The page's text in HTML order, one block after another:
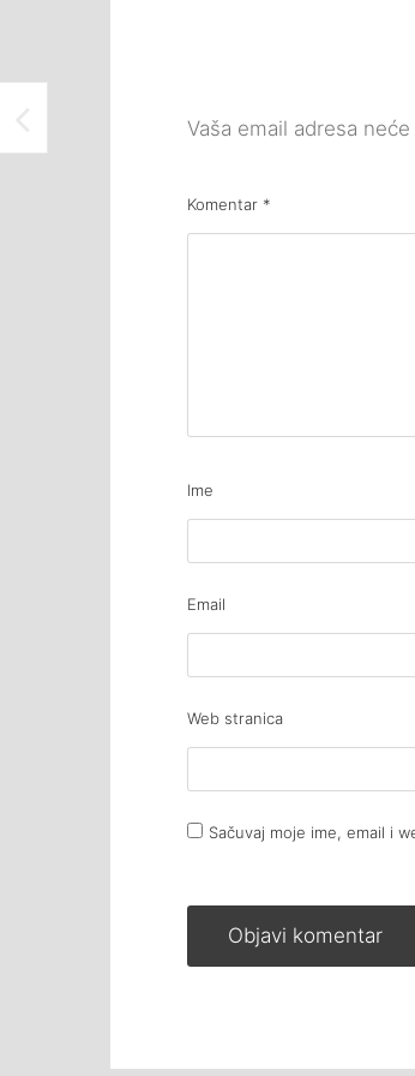
Vaša email adresa
Komentar *
Ime
Email
Web stranica
Sačuvaj moje ime, email i